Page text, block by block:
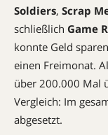
Soldiers, Scrap
schließlich Game
konnte Geld
einen Freimonat.
über 200.000 Mal
Vergleich: Im
abgesetzt.